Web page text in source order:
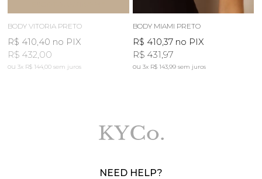
BODY VITORIA PRETO
R$ 410,40 no PIX
R$ 432,00
3x R$ 144,00sem juros
BODY MIAMI PRETO
R$ 410,37no PIX
R$ 431,97
3x R$ 143,99 sem juros
NEED HELP?